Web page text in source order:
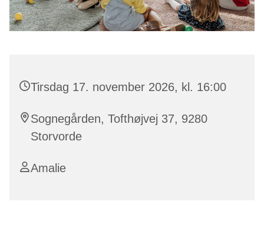
Tirsdag 17. november 2026, kl. 16:00
Sognegården, Tofthøjvej 37, 9280
Storvorde
Amalie